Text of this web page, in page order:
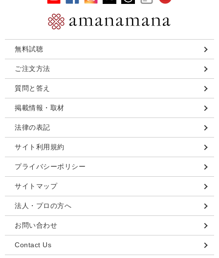
無料試聴
ご注文方法
質問と答え
掲載情報・取材
法律の表記
サイト利用規約
プライバシーポリシー
サイトマップ
法人・プロの方へ
お問い合わせ
Contact Us